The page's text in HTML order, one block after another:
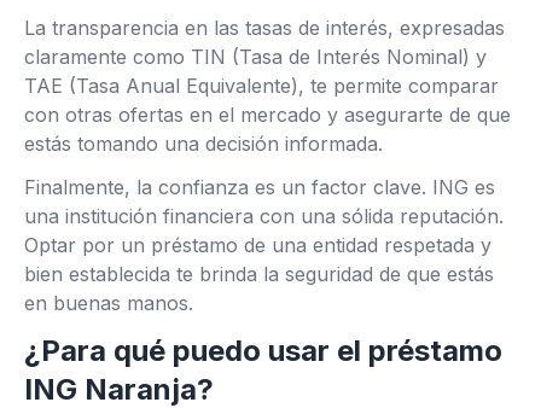
La transparencia en las tasas de interés, expresadas
claramente como TIN (Tasa de Interés Nominal) y
TAE (Tasa Anual Equivalente), te permite comparar
con otras ofertas en el mercado y asegurarte de que
estás tomando una decisión informada.
Finalmente, la confianza es un factor clave. ING es
una institución financiera con una sólida reputación.
Optar por un préstamo de una entidad respetada y
bien establecida te brinda la seguridad de que estás
en buenas manos.
¿Para qué puedo usar el préstamo
ING Naranja?